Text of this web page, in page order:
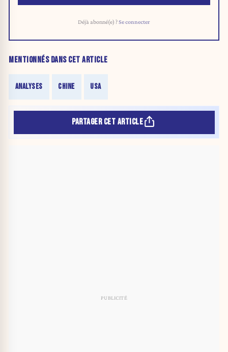
Déjà abonné(e) ?Se connecter
MENTIONNÉS DANS CET ARTICLE
ANALYSES CHINE USA
PARTAGER CET ARTICLE